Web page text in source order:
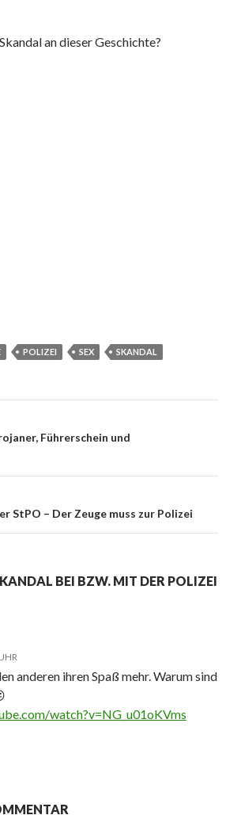
an dieser Geschichte?
POLIZEI SEX SKANDAL
Führerschein und
StPO – Der Zeuge muss zur Polizei
BEI BZW. MIT DER POLIZEI
anderen ihren Spaß mehr. Warum sind
watch?v=NG_u01oKVms